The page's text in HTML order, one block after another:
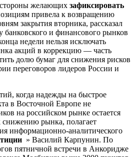
желающих зафиксировать
привела к возвращению
закрытия вторника, рассказал
и финансового рынков
недели нельзя исключать
акций в коррекцию — часть
долю бумаг для снижения рисков
переговоров лидеров России и
когда надежды на быстрое
в Восточной Европе не
на российском рынке остается
снижению рынка, полагает
информационно-аналитического
» Василий Карпунин. По
пятничной встречи в Анкоридже